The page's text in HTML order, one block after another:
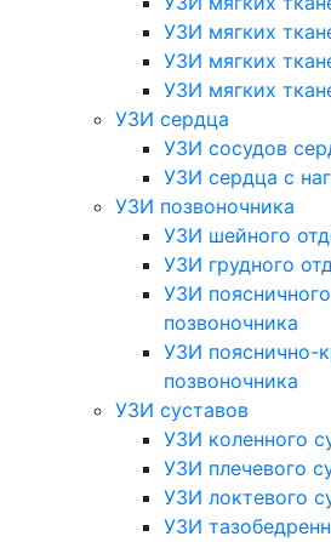
УЗИ мягких
УЗИ мягких
УЗИ мягких
УЗИ сердца
УЗИ сосудов
УЗИ сердца с
УЗИ позвоночника
УЗИ шейного
УЗИ грудного
УЗИ
позвоночника
УЗИ пояснично-
позвоночника
УЗИ суставов
УЗИ коленного
УЗИ плечевого
УЗИ локтевого
УЗИ